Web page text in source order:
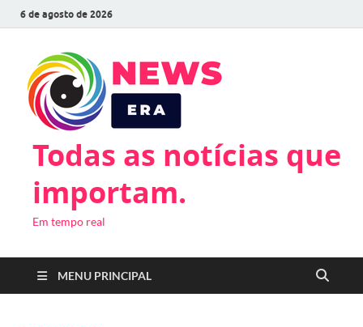
6 de agosto de 2026
Todas as notícias que
importam.
Em tempo real
MENU PRINCIPAL